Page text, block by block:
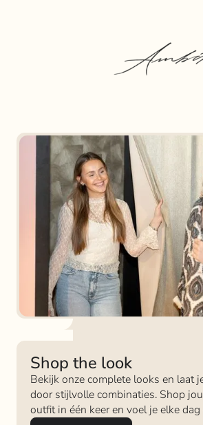
Shop the look
Bekijk onze complete looks en laat
door stijlvolle combinaties. Shop
outfit in één keer en voel je elke